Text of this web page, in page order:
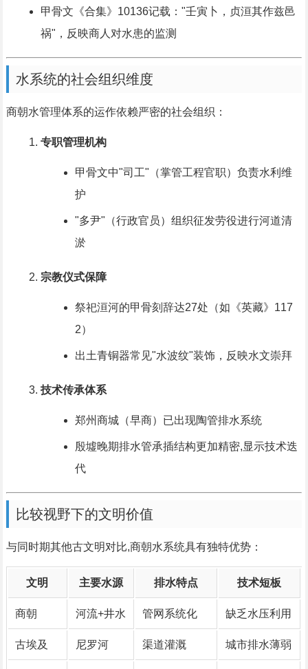
甲骨文《合集》10136记载："壬寅卜，贞洹其作兹邑
祸"，反映商人对水患的监测
水系统的社会组织维度
商朝水管理体系的运作依赖严密的社会组织：
专职管理机构
甲骨文中"司工"（掌管工程官职）负责水利维
护
"多尹"（行政官员）组织征发劳役进行河道清
淤
宗教仪式保障
祭祀洹河的甲骨刻辞达27处（如《英藏》117
2）
出土青铜器常见"水波纹"装饰，反映水文崇拜
技术传承体系
郑州商城（早商）已出现陶管排水系统
殷墟晚期排水管承插结构更加精密,显示技术迭
代
比较视野下的文明价值
与同时期其他古文明对比,商朝水系统具有独特优势：
文明 主要水源 排水特点 技术短板
商朝 河流+井水 管网系统化 缺乏水压利用
古埃及 尼罗河 渠道灌溉 城市排水薄弱